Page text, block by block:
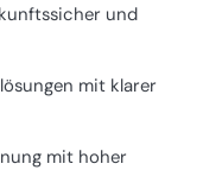
und
mit klarer
mit hoher